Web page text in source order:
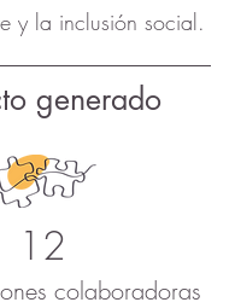
y la inclusión social.
generado
12
colaboradoras